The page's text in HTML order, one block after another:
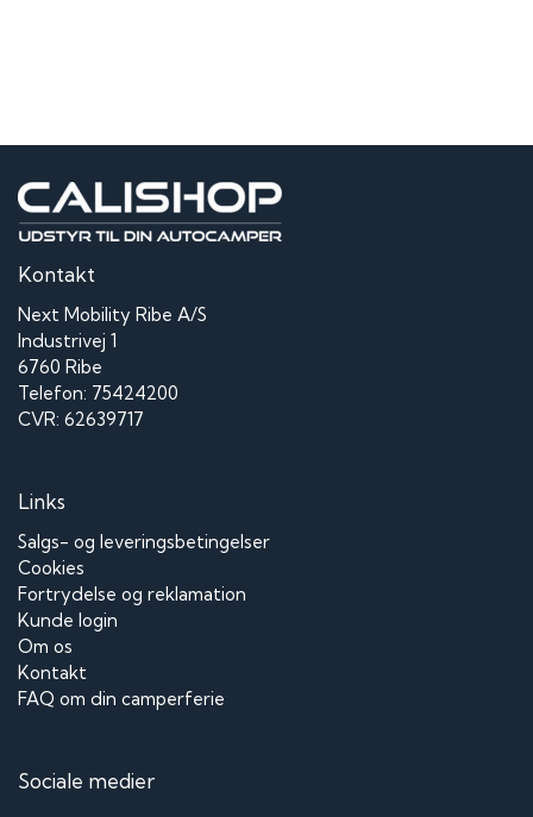
Kontakt
Next Mobility Ribe A/S
Industrivej 1
6760 Ribe
Telefon: 75424200
CVR: 62639717
Links
Salgs- og leveringsbetingelser
Cookies
Fortrydelse og reklamation
Kunde login
Om os
Kontakt
FAQ om din camperferie
Sociale medier